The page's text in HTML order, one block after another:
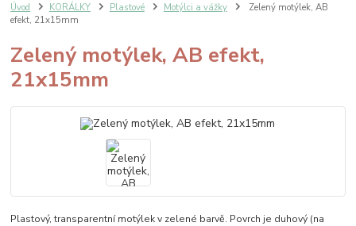
Úvod KORÁLKY Plastové Motýlci a vážky
Zelený motýlek, AB
efekt, 21x15mm
Zelený motýlek, AB efekt,
21x15mm
Plastový, transparentní motýlek v zelené barvě. Povrch je duhový (na